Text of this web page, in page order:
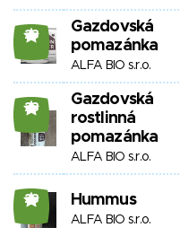
23
Gazdovská
pomazánka
ALFA BIO s.r.o.
23
Gazdovská
rostlinná
pomazánka
ALFA BIO s.r.o.
23 Hummus
ALFA BIO s.r.o.